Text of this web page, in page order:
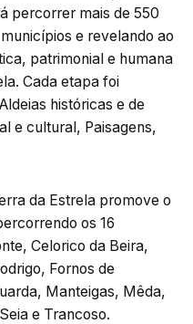
percorrer mais de 550
e revelando ao
patrimonial e humana
Cada etapa foi
históricas e de
e cultural, Paisagens,
da Estrela promove o
os 16
Celorico da Beira,
Fornos de
Manteigas, Mêda,
e Trancoso.